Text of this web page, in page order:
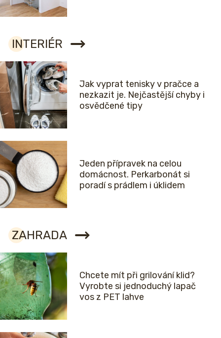
INTERIÉR
Jak vyprat tenisky v pračce a
nezkazit je. Nejčastější chyby i
osvědčené tipy
Jeden přípravek na celou
domácnost. Perkarbonát si
poradí s prádlem i úklidem
ZAHRADA
Chcete mít při grilování klid?
Vyrobte si jednoduchý lapač
vos z PET lahve